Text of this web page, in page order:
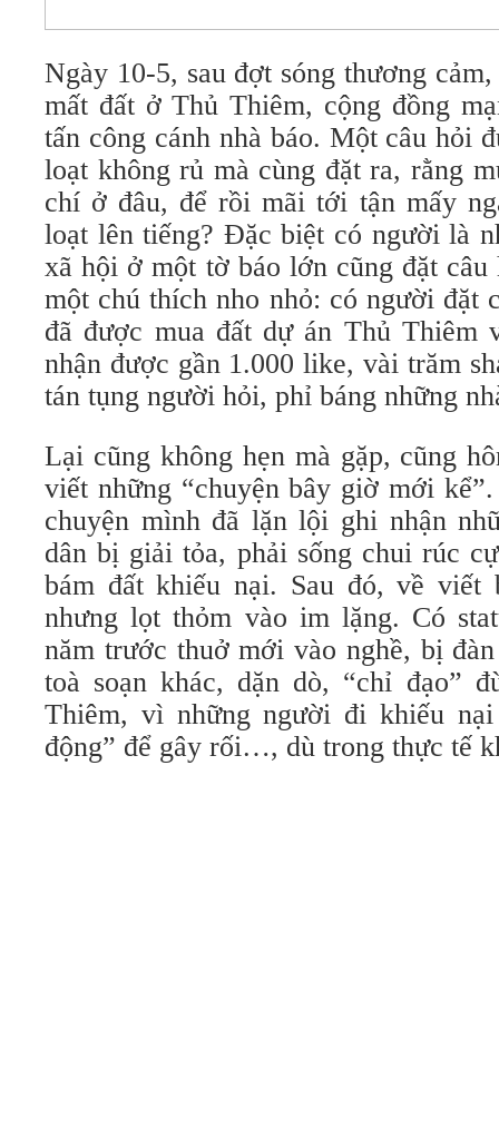
Ngày 10-5, sau đợt sóng thương
mất đất ở Thủ Thiêm, cộng đồng
tấn công cánh nhà báo. Một câu hỏi
loạt không rủ mà cùng đặt ra, rằng
chí ở đâu, để rồi mãi tới tận mấy
loạt lên tiếng? Đặc biệt có người là
xã hội ở một tờ báo lớn cũng đặt
một chú thích nho nhỏ: có người đặt
đã được mua đất dự án Thủ Thiêm
nhận được gần 1.000 like, vài trăm
tán tụng người hỏi, phỉ báng những
Lại cũng không hẹn mà gặp, cũng
viết những “chuyện bây giờ mới
chuyện mình đã lặn lội ghi nhận
dân bị giải tỏa, phải sống chui rúc
bám đất khiếu nại. Sau đó, về viết
nhưng lọt thỏm vào im lặng. Có
năm trước thuở mới vào nghề, bị
toà soạn khác, dặn dò, “chỉ đạo”
Thiêm, vì những người đi khiếu nại
động” để gây rối…, dù trong thực tế